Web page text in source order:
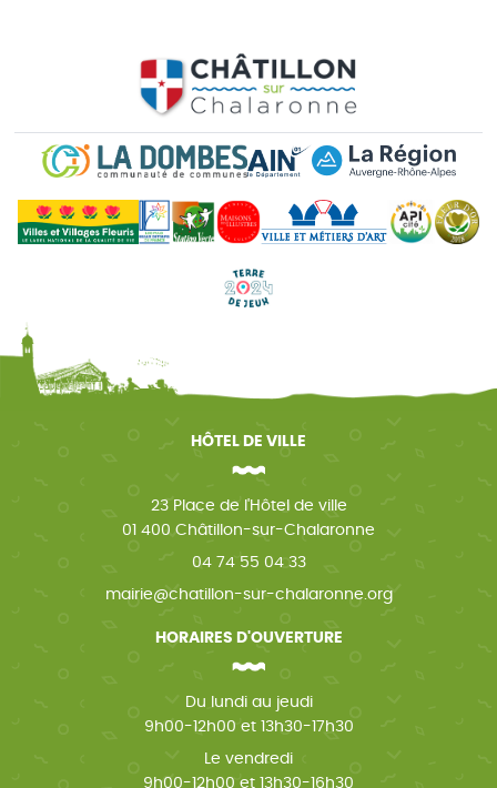
HÔTEL DE VILLE
23 Place de l'Hôtel de ville
01 400 Châtillon-sur-Chalaronne
04 74 55 04 33
mairie@chatillon-sur-chalaronne.org
HORAIRES D'OUVERTURE
Du lundi au jeudi
9h00-12h00 et 13h30-17h30
Le vendredi
9h00-12h00 et 13h30-16h30